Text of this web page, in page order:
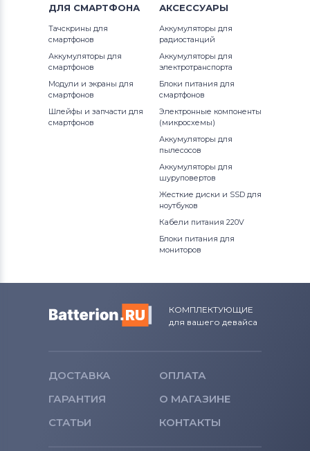
ДЛЯ СМАРТФОНА
Тачскрины для
смартфонов
Аккумуляторы для
смартфонов
Модули и экраны для
смартфонов
Шлейфы и запчасти для
смартфонов
АКСЕССУАРЫ
Аккумуляторы для
радиостанций
Аккумуляторы для
электротранспорта
Блоки питания для
смартфонов
Электронные компоненты
(микросхемы)
Аккумуляторы для
пылесосов
Аккумуляторы для
шуруповертов
Жесткие диски и SSD для
ноутбуков
Кабели питания 220V
Блоки питания для
мониторов
КОМПЛЕКТУЮЩИЕ
для вашего девайса
ДОСТАВКА
ОПЛАТА
ГАРАНТИЯ
О МАГАЗИНЕ
СТАТЬИ
КОНТАКТЫ